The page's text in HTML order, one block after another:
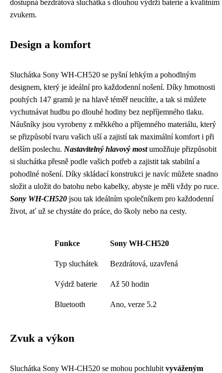
dostupná bezdrátová sluchátka s dlouhou výdrží baterie a kvalitním
zvukem.
Design a komfort
Sluchátka Sony WH-CH520 se pyšní lehkým a pohodlným
designem, který je ideální pro každodenní nošení. Díky hmotnosti
pouhých 147 gramů je na hlavě téměř neucítíte, a tak si můžete
vychutnávat hudbu po dlouhé hodiny bez nepříjemného tlaku.
Náušníky jsou vyrobeny z měkkého a příjemného materiálu, který
se přizpůsobí tvaru vašich uší a zajistí tak maximální komfort i při
delším poslechu. Nastavitelný hlavový mostumožňuje přizpůsobit
si sluchátka přesně podle vašich potřeb a zajistit tak stabilní a
pohodlné nošení. Díky skládací konstrukci je navíc můžete snadno
složit a uložit do batohu nebo kabelky, abyste je měli vždy po ruce.
Sony WH-CH520 jsou tak ideálním společníkem pro každodenní
život, ať už se chystáte do práce, do školy nebo na cesty.
Funkce Sony WH-CH520
Typ sluchátek Bezdrátová, uzavřená
Výdrž baterie Až 50 hodin
Bluetooth Ano, verze 5.2
Zvuk a výkon
Sluchátka Sony WH-CH520 se mohou pochlubit vyváženým